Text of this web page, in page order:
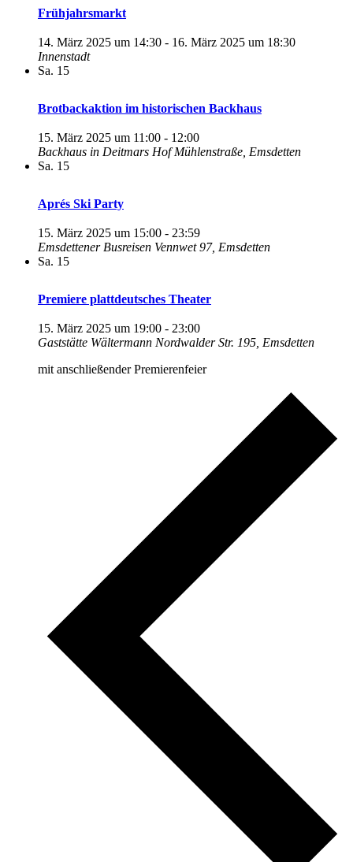
Frühjahrsmarkt
14. März 2025 um 14:30 - 16. März 2025 um 18:30
Innenstadt
Sa. 15
Brotbackaktion im historischen Backhaus
15. März 2025 um 11:00 - 12:00
Backhaus in Deitmars HofMühlenstraße, Emsdetten
Sa. 15
Aprés Ski Party
15. März 2025 um 15:00 - 23:59
Emsdettener Busreisen Vennwet 97, Emsdetten
Sa. 15
Premiere plattdeutsches Theater
15. März 2025 um 19:00 - 23:00
Gaststätte Wältermann Nordwalder Str. 195, Emsdetten
mit anschließender Premierenfeier